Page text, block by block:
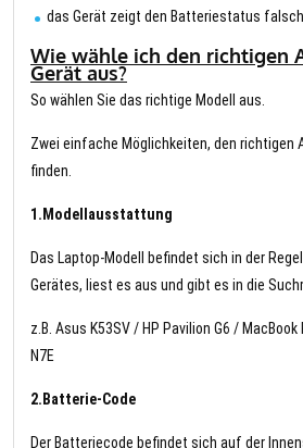
das Gerät zeigt den Batteriestatus
Wie wähle ich den richtigen
Gerät aus?
So wählen Sie das richtige Modell aus.
Zwei einfache Möglichkeiten, den richtigen
finden.
1.Modellausstattung
Das Laptop-Modell befindet sich in der
Gerätes, liest es aus und gibt es in die
z.B. Asus K53SV / HP Pavilion G6 /
N7E
2.Batterie-Code
Der Batteriecode befindet sich auf der